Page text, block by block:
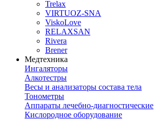
Trelax
VIRTUOZ-SNA
ViskoLove
RELAXSAN
Rivera
Brener
Медтехника
Ингаляторы
Алкотестры
Весы и анализаторы состава тела
Тонометры
Аппараты лечебно-диагностические
Кислородное оборудование